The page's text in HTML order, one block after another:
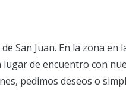
San Juan. En la zona en
de encuentro con
pedimos deseos o